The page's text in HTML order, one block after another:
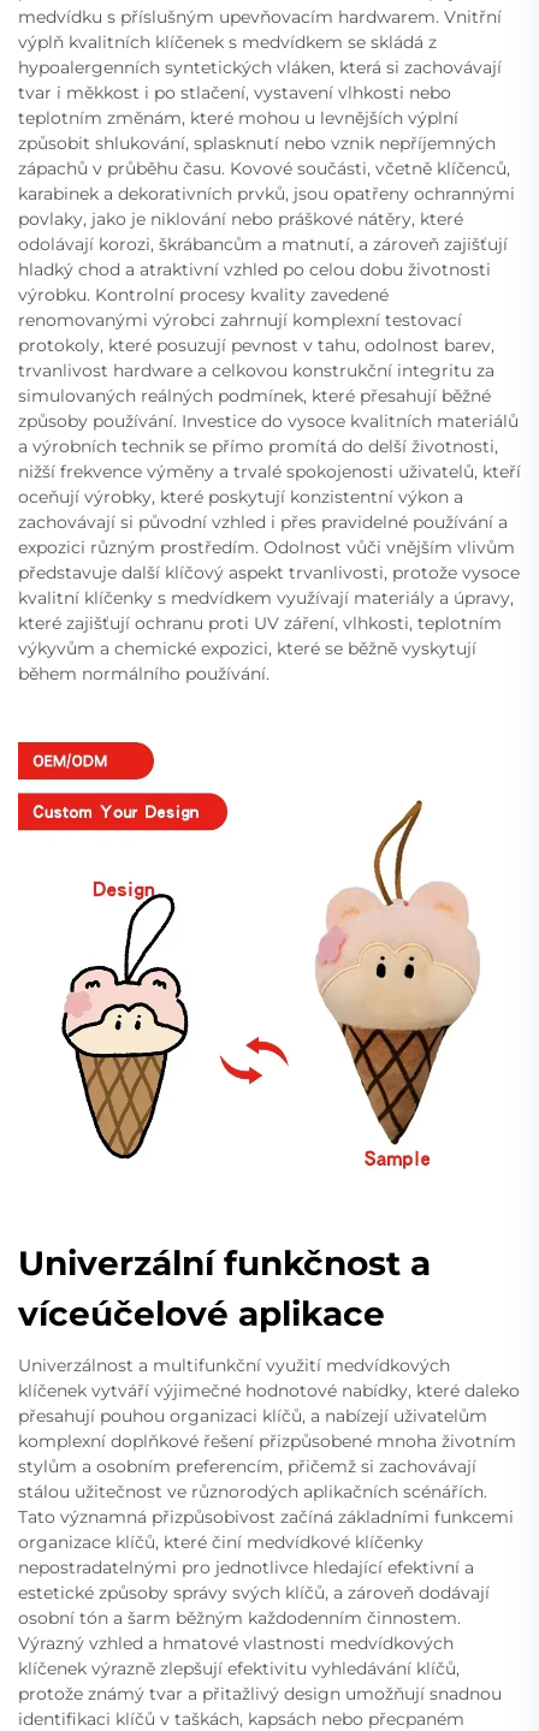
medvídku s příslušným upevňovacím hardwarem. Vnitřní
výplň kvalitních klíčenek s medvídkem se skládá z
hypoalergenních syntetických vláken, která si zachovávají
tvar i měkkost i po stlačení, vystavení vlhkosti nebo
teplotním změnám, které mohou u levnějších výplní
způsobit shlukování, splasknutí nebo vznik nepříjemných
zápachů v průběhu času. Kovové součásti, včetně klíčenců,
karabinek a dekorativních prvků, jsou opatřeny ochrannými
povlaky, jako je niklování nebo práškové nátěry, které
odolávají korozi, škrábancům a matnutí, a zároveň zajišťují
hladký chod a atraktivní vzhled po celou dobu životnosti
výrobku. Kontrolní procesy kvality zavedené
renomovanými výrobci zahrnují komplexní testovací
protokoly, které posuzují pevnost v tahu, odolnost barev,
trvanlivost hardware a celkovou konstrukční integritu za
simulovaných reálných podmínek, které přesahují běžné
způsoby používání. Investice do vysoce kvalitních materiálů
a výrobních technik se přímo promítá do delší životnosti,
nižší frekvence výměny a trvalé spokojenosti uživatelů, kteří
oceňují výrobky, které poskytují konzistentní výkon a
zachovávají si původní vzhled i přes pravidelné používání a
expozici různým prostředím. Odolnost vůči vnějším vlivům
představuje další klíčový aspekt trvanlivosti, protože vysoce
kvalitní klíčenky s medvídkem využívají materiály a úpravy,
které zajišťují ochranu proti UV záření, vlhkosti, teplotním
výkyvům a chemické expozici, které se běžně vyskytují
během normálního používání.
Univerzální funkčnost a
víceúčelové aplikace
Univerzálnost a multifunkční využití medvídkových
klíčenek vytváří výjimečné hodnotové nabídky, které daleko
přesahují pouhou organizaci klíčů, a nabízejí uživatelům
komplexní doplňkové řešení přizpůsobené mnoha životním
stylům a osobním preferencím, přičemž si zachovávají
stálou užitečnost ve různorodých aplikačních scénářích.
Tato významná přizpůsobivost začíná základními funkcemi
organizace klíčů, které činí medvídkové klíčenky
nepostradatelnými pro jednotlivce hledající efektivní a
estetické způsoby správy svých klíčů, a zároveň dodávají
osobní tón a šarm běžným každodenním činnostem.
Výrazný vzhled a hmatové vlastnosti medvídkových
klíčenek výrazně zlepšují efektivitu vyhledávání klíčů,
protože známý tvar a přitažlivý design umožňují snadnou
identifikaci klíčů v taškách, kapsách nebo přecpaném